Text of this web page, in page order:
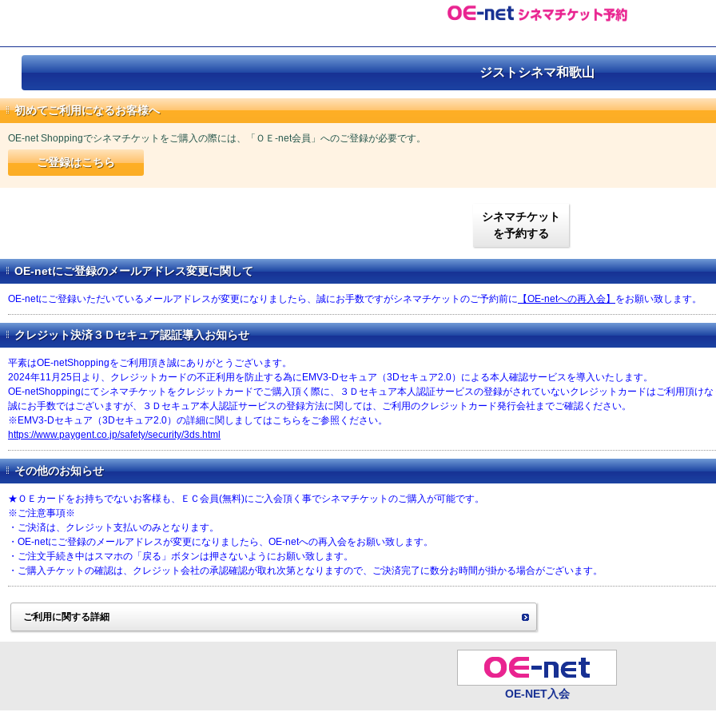
ジストシネマ和歌山
初めてご利用になるお客様へ
OE-net Shoppingでシネマチケットをご購入の際には、「ＯＥ-net会員」へのご登録が必要です。
ご登録はこちら
シネマチケット
を予約する
OE-netにご登録のメールアドレス変更に関して
OE-netにご登録いただいているメールアドレスが変更になりましたら、誠にお手数ですがシネマチケットのご予約前に 【OE-netへの再入会】 をお願い致します。
クレジット決済３Ｄセキュア認証導入お知らせ
平素はOE-netShoppingをご利用頂き誠にありがとうございます。
2024年11月25日より、クレジットカードの不正利用を防止する為にEMV3-Dセキュア（3Dセキュア2.0）による本人確認サービスを導入いたします。
OE-netShoppingにてシネマチケットをクレジットカードでご購入頂く際に、３Ｄセキュア本人認証サービスの登録がされていないクレジットカードはご利用頂けな
誠にお手数ではございますが、３Ｄセキュア本人認証サービスの登録方法に関しては、ご利用のクレジットカード発行会社までご確認ください。
※EMV3-Dセキュア（3Dセキュア2.0）の詳細に関しましてはこちらをご参照ください。
https://www.paygent.co.jp/safety/security/3ds.html
その他のお知らせ
★ＯＥカードをお持ちでないお客様も、ＥＣ会員(無料)にご入会頂く事でシネマチケットのご購入が可能です。
※ご注意事項※
・ご決済は、クレジット支払いのみとなります。
・OE-netにご登録のメールアドレスが変更になりましたら、OE-netへの再入会をお願い致します。
・ご注文手続き中はスマホの「戻る」ボタンは押さないようにお願い致します。
・ご購入チケットの確認は、クレジット会社の承認確認が取れ次第となりますので、ご決済完了に数分お時間が掛かる場合がございます。
ご利用に関する詳細
OE-NET入会